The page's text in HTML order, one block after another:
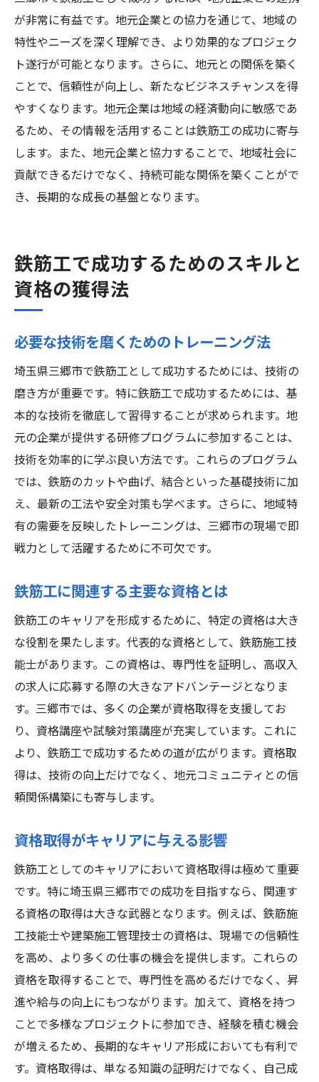
が非常に有益です。地元企業との協力を通じて、地域の
特性やニーズを深く理解でき、より効果的なプロジェク
ト遂行が可能となります。さらに、地元との関係を築く
ことで、信頼性が向上し、新たなビジネスチャンスを得
やすくなります。地元企業は地域の経済動向に敏感であ
るため、その情報を活用することは鉄筋工の成功に寄与
します。また、地元企業と協力することで、地域社会に
貢献できるだけでなく、持続可能な関係を築くことがで
き、長期的な成長の基盤となります。
鉄筋工で成功するためのスキルと
資格の獲得法
必要な技術を磨くためのトレーニング法
埼玉県三郷市で鉄筋工として成功するためには、技術の
磨き方が重要です。特に鉄筋工で成功するためには、基
本的な技術を徹底して習得することが求められます。地
元の企業が提供する研修プログラムに参加することは、
技術を効率的に学ぶ良い方法です。これらのプログラム
では、鉄筋のカットや曲げ、結合といった基礎技術に加
え、最新の工法や安全対策も学べます。さらに、地域特
有の需要を反映したトレーニングは、三郷市の現場で即
戦力として活躍するために不可欠です。
鉄筋工に関連する主要な資格とは
鉄筋工のキャリアを形成するために、特定の資格は大き
な役割を果たします。代表的な資格として、鉄筋施工技
能士があります。この資格は、専門性を証明し、高収入
の求人に応募する際の大きなアドバンテージとなりま
す。三郷市では、多くの企業が資格取得を支援してお
り、資格講座や試験対策講座が充実しています。これに
より、鉄筋工で成功するための道が広がります。資格取
得は、技術の向上だけでなく、地元コミュニティとの信
頼関係構築にも寄与します。
資格取得がキャリアに与える影響
鉄筋工としてのキャリアにおいて資格取得は極めて重要
です。特に埼玉県三郷市での成功を目指すなら、関連す
る資格の取得は大きな武器となります。例えば、鉄筋施
工技能士や建築施工管理技士の資格は、現場での信頼性
を高め、より多くの仕事の機会を提供します。これらの
資格を取得することで、専門性を高めるだけでなく、昇
進や給与の向上にもつながります。加えて、資格を持つ
ことで多様なプロジェクトに参加でき、経験を積む機会
が増えるため、長期的なキャリア形成においても有利で
す。資格取得は、単なる知識の証明だけでなく、自己成